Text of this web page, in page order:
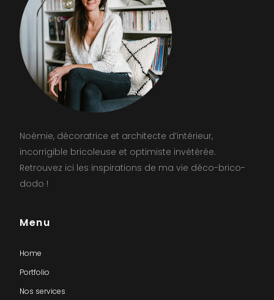
Noémie, décoratrice et architecte d’intérieur,
incorrigible bricoleuse et optimiste invétérée.
Retrouvez ici les inspirations de ma vie déco-brico-
dodo !
Menu
Home
Portfolio
Nos services